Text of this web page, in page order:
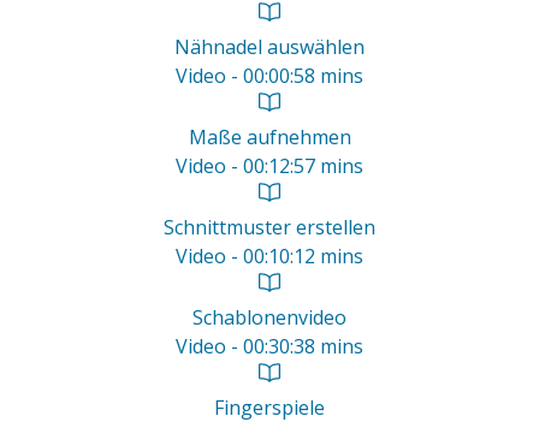
Nähnadel auswählen
Video - 00:00:58 mins
Maße aufnehmen
Video - 00:12:57 mins
Schnittmuster erstellen
Video - 00:10:12 mins
Schablonenvideo
Video - 00:30:38 mins
Fingerspiele